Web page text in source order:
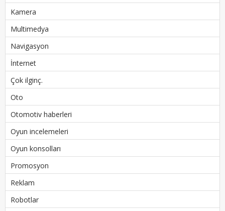
Kamera
Multimedya
Navigasyon
İnternet
Çok ilginç.
Oto
Otomotiv haberleri
Oyun incelemeleri
Oyun konsolları
Promosyon
Reklam
Robotlar